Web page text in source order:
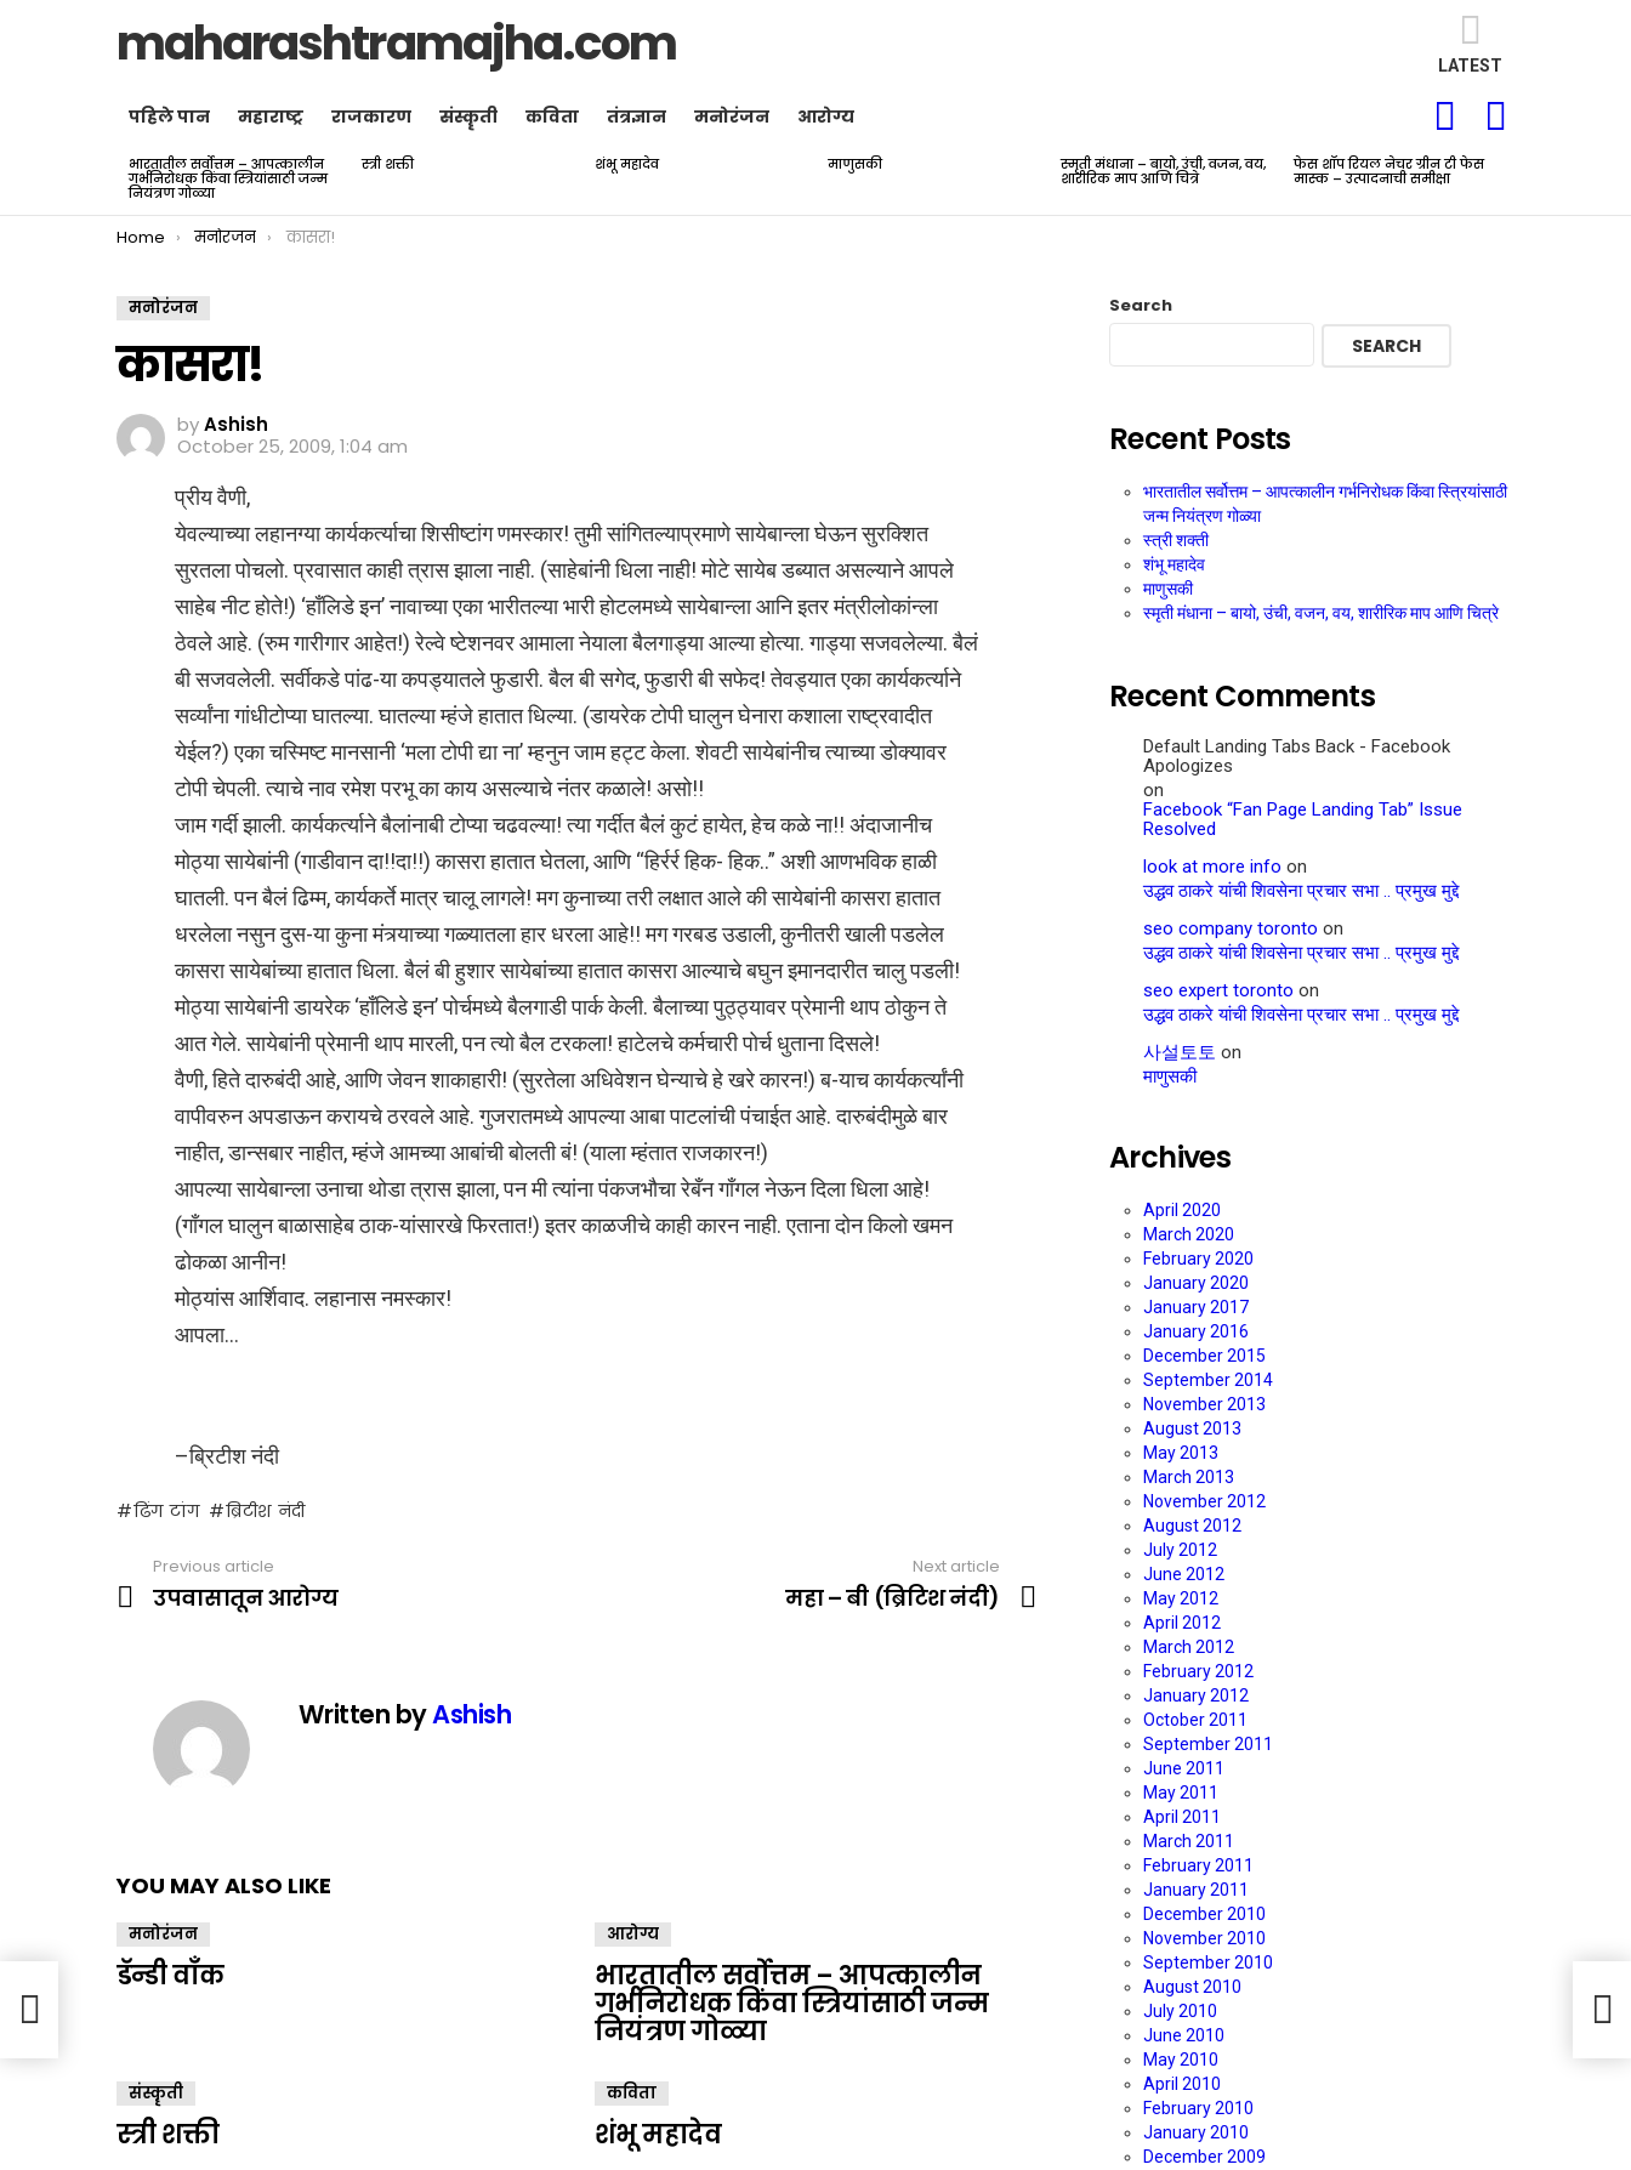
maharashtramajha.com LATEST
पहिले पान महाराष्ट्र राजकारण संस्कॄती कविता तंत्रज्ञान मनोरंजन आरोग्य
SEARCH
LATEST
STORIES
भारतातील सर्वोत्तम – आपत्कालीन
गर्भनिरोधक किंवा स्त्रियांसाठी जन्म
नियंत्रण गोळ्या
स्त्री शक्ती शंभू महादेव माणुसकी स्मृती मंधाना – बायो, उंची, वजन, वय,
शारीरिक माप आणि चित्रे
फेस शॉप रियल नेचर ग्रीन टी फेस
मास्क – उत्पादनाची समीक्षा
You are here:
Home मनोरंजन कासरा!
मनोरंजन
कासरा!
byAshish
October 25, 2009, 1:04 am
प्रीय वैणी,
येवल्याच्या लहानग्या कार्यकर्त्याचा शिसीष्टांग णमस्कार! तुमी सांगितल्याप्रमाणे सायेबान्ला घेऊन सुरक्शित
सुरतला पोचलो. प्रवासात काही त्रास झाला नाही. (साहेबांनी धिला नाही! मोटे सायेब डब्यात असल्याने आपले
साहेब नीट होते!) ‘हाँलिडे इन’ नावाच्या एका भारीतल्या भारी होटलमध्ये सायेबान्ला आनि इतर मंत्रीलोकांन्ला
ठेवले आहे. (रुम गारीगार आहेत!) रेल्वे ष्टेशनवर आमाला नेयाला बैलगाड्या आल्या होत्या. गाड्या सजवलेल्या. बैलं
बी सजवलेली. सर्वीकडे पांढ-या कपड्यातले फुडारी. बैल बी सगेद, फुडारी बी सफेद! तेवड्यात एका कार्यकर्त्याने
सर्व्यांना गांधीटोप्या घातल्या. घातल्या म्हंजे हातात धिल्या. (डायरेक टोपी घालुन घेनारा कशाला राष्ट्रवादीत
येईल?) एका चस्मिष्ट मानसानी ‘मला टोपी द्या ना’ म्हनुन जाम हट्ट केला. शेवटी सायेबांनीच त्याच्या डोक्यावर
टोपी चेपली. त्याचे नाव रमेश परभू का काय असल्याचे नंतर कळाले! असो!!
जाम गर्दी झाली. कार्यकर्त्याने बैलांनाबी टोप्या चढवल्या! त्या गर्दीत बैलं कुटं हायेत, हेच कळे ना!! अंदाजानीच
मोठ्या सायेबांनी (गाडीवान दा!!दा!!) कासरा हातात घेतला, आणि “हिर्रर्र हिक- हिक..” अशी आणभविक हाळी
घातली. पन बैलं ढिम्म, कार्यकर्ते मात्र चालू लागले! मग कुनाच्या तरी लक्षात आले की सायेबांनी कासरा हातात
धरलेला नसुन दुस-या कुना मंत्र्याच्या गळ्यातला हार धरला आहे!! मग गरबड उडाली, कुनीतरी खाली पडलेल
कासरा सायेबांच्या हातात धिला. बैलं बी हुशार सायेबांच्या हातात कासरा आल्याचे बघुन इमानदारीत चालु पडली!
मोठ्या सायेबांनी डायरेक ‘हाँलिडे इन’ पोर्चमध्ये बैलगाडी पार्क केली. बैलाच्या पुठ्ठ्यावर प्रेमानी थाप ठोकुन ते
आत गेले. सायेबांनी प्रेमानी थाप मारली, पन त्यो बैल टरकला! हाटेलचे कर्मचारी पोर्च धुताना दिसले!
वैणी, हिते दारुबंदी आहे, आणि जेवन शाकाहारी! (सुरतेला अधिवेशन घेन्याचे हे खरे कारन!) ब-याच कार्यकर्त्यांनी
वापीवरुन अपडाऊन करायचे ठरवले आहे. गुजरातमध्ये आपल्या आबा पाटलांची पंचाईत आहे. दारुबंदीमुळे बार
नाहीत, डान्सबार नाहीत, म्हंजे आमच्या आबांची बोलती बं! (याला म्हंतात राजकारन!)
आपल्या सायेबान्ला उनाचा थोडा त्रास झाला, पन मी त्यांना पंकजभौचा रेबँन गाँगल नेऊन दिला धिला आहे!
(गाँगल घालुन बाळासाहेब ठाक-यांसारखे फिरतात!) इतर काळजीचे काही कारन नाही. एताना दोन किलो खमन
ढोकळा आनीन!
मोठ्यांस आर्शिवाद. लहानास नमस्कार!
आपला…
–ब्रिटीश नंदी
ढिंग टांग ब्रिटीश नंदी
more
Previous article
उपवासातून आरोग्य
Next article
महा – बी (ब्रिटिश नंदी)
Written byAshish
YOU MAY ALSO LIKE
मनोरंजन
डॅन्डी वाँक
आरोग्य
भारतातील सर्वोत्तम – आपत्कालीन
गर्भनिरोधक किंवा स्त्रियांसाठी जन्म
नियंत्रण गोळ्या
संस्कॄती
स्त्री शक्ती
कविता
शंभू महादेव
Search
SEARCH
Recent Posts
भारतातील सर्वोत्तम – आपत्कालीन गर्भनिरोधक किंवा स्त्रियांसाठी
जन्म नियंत्रण गोळ्या
स्त्री शक्ती
शंभू महादेव
माणुसकी
स्मृती मंधाना – बायो, उंची, वजन, वय, शारीरिक माप आणि चित्रे
Recent Comments
Default Landing Tabs Back - Facebook
Apologizes
on
Facebook “Fan Page Landing Tab” Issue
Resolved
look at more info on
उद्धव ठाकरे यांची शिवसेना प्रचार सभा .. प्रमुख मुद्दे
seo company toronto on
उद्धव ठाकरे यांची शिवसेना प्रचार सभा .. प्रमुख मुद्दे
seo expert toronto on
उद्धव ठाकरे यांची शिवसेना प्रचार सभा .. प्रमुख मुद्दे
사설토토 on
माणुसकी
Archives
April 2020
March 2020
February 2020
January 2020
January 2017
January 2016
December 2015
September 2014
November 2013
August 2013
May 2013
March 2013
November 2012
August 2012
July 2012
June 2012
May 2012
April 2012
March 2012
February 2012
January 2012
October 2011
September 2011
June 2011
May 2011
April 2011
March 2011
February 2011
January 2011
December 2010
November 2010
September 2010
August 2010
July 2010
June 2010
May 2010
April 2010
February 2010
January 2010
December 2009